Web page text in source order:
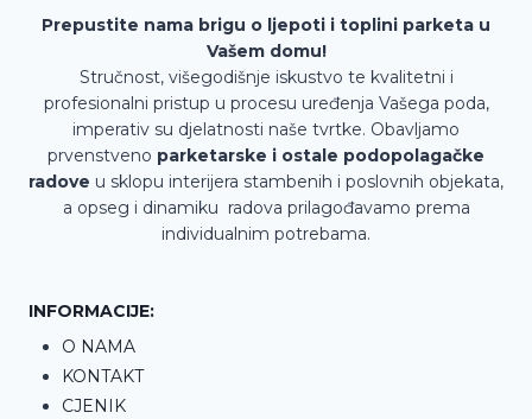
Prepustite nama brigu o ljepoti i toplini parketa u
Vašem domu!
Stručnost, višegodišnje iskustvo te kvalitetni i
profesionalni pristup u procesu uređenja Vašega poda,
imperativ su djelatnosti naše tvrtke. Obavljamo
prvenstveno parketarske i ostale podopolagačke
radove u sklopu interijera stambenih i poslovnih objekata,
a opseg i dinamiku radova prilagođavamo prema
individualnim potrebama.
INFORMACIJE:
O NAMA
KONTAKT
CJENIK